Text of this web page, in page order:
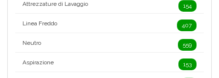
Attrezzature di Lavaggio 154
Linea Freddo 407
Neutro 559
Aspirazione 153